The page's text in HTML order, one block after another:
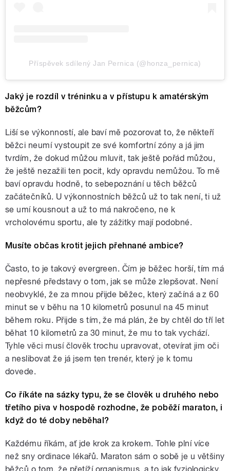
Příspěvek sdílený Jan Pernica (@honza_pernica)
Jaký je rozdíl v tréninku a v přístupu k amatérským
běžcům?
Liší se výkonností, ale baví mě pozorovat to, že někteří
běžci neumí vystoupit ze své komfortní zóny a já jim
tvrdím, že dokud můžou mluvit, tak ještě pořád můžou,
že ještě nezažili ten pocit, kdy opravdu nemůžou. To mě
baví opravdu hodně, to sebepoznání u těch běžců
začátečníků. U výkonnostních běžců už to tak není, ti už
se umí kousnout a už to má nakročeno, ne k
vrcholovému sportu, ale ty zážitky mají podobné.
Musíte občas krotit jejich přehnané ambice?
Často, to je takový evergreen. Čím je běžec horší, tím má
nepřesné představy o tom, jak se může zlepšovat. Není
neobvyklé, že za mnou přijde běžec, který začíná a z 60
minut se v běhu na 10 kilometrů posunul na 45 minut
během roku. Přijde s tím, že má plán, že by chtěl do tří let
běhat 10 kilometrů za 30 minut, že mu to tak vychází.
Tyhle věci musí člověk trochu upravovat, otevírat jim oči
a neslibovat že já jsem ten trenér, který je k tomu
dovede.
Co říkáte na sázky typu, že se člověk u druhého nebo
třetího piva v hospodě rozhodne, že poběží maraton, i
když do té doby neběhal?
Každému říkám, ať jde krok za krokem. Tohle plní více
než sny ordinace lékařů. Maraton sám o sobě je u většiny